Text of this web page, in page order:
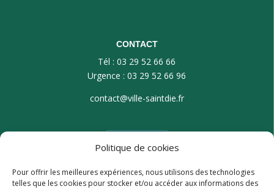
Politique de cookies
Pour offrir les meilleures expériences, nous utilisons des technologies
telles que les cookies pour stocker et/ou accéder aux informations des
CONTACT
Tél : 03 29 52 66 66
Urgence : 03 29 52 66 96
contact@ville-saintdie.fr